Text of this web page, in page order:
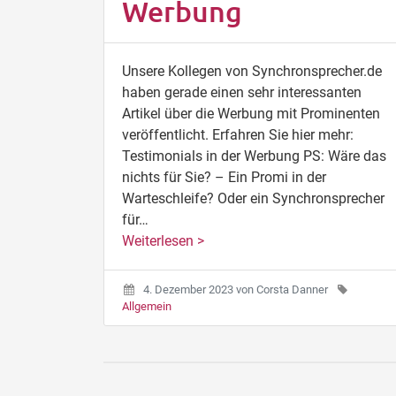
Werbung
Unsere Kollegen von Synchronsprecher.de
haben gerade einen sehr interessanten
Artikel über die Werbung mit Prominenten
veröffentlicht. Erfahren Sie hier mehr:
Testimonials in der Werbung PS: Wäre das
nichts für Sie? – Ein Promi in der
Warteschleife? Oder ein Synchronsprecher
für…
Weiterlesen >
4. Dezember 2023 von Corsta Danner
Allgemein